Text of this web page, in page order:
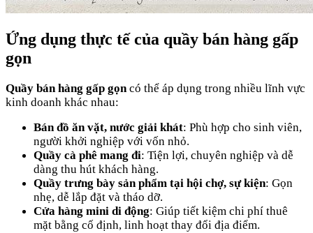
Ứng dụng thực tế của quầy bán hàng gấp
gọn
Quầy bán hàng gấp gọncó thể áp dụng trong nhiều lĩnh vực
kinh doanh khác nhau:
Bán đồ ăn vặt, nước giải khát: Phù hợp cho sinh viên,
người khởi nghiệp với vốn nhỏ.
Quầy cà phê mang đi: Tiện lợi, chuyên nghiệp và dễ
dàng thu hút khách hàng.
Quầy trưng bày sản phẩm tại hội chợ, sự kiện: Gọn
nhẹ, dễ lắp đặt và tháo dỡ.
Cửa hàng mini di động: Giúp tiết kiệm chi phí thuê
mặt bằng cố định, linh hoạt thay đổi địa điểm.